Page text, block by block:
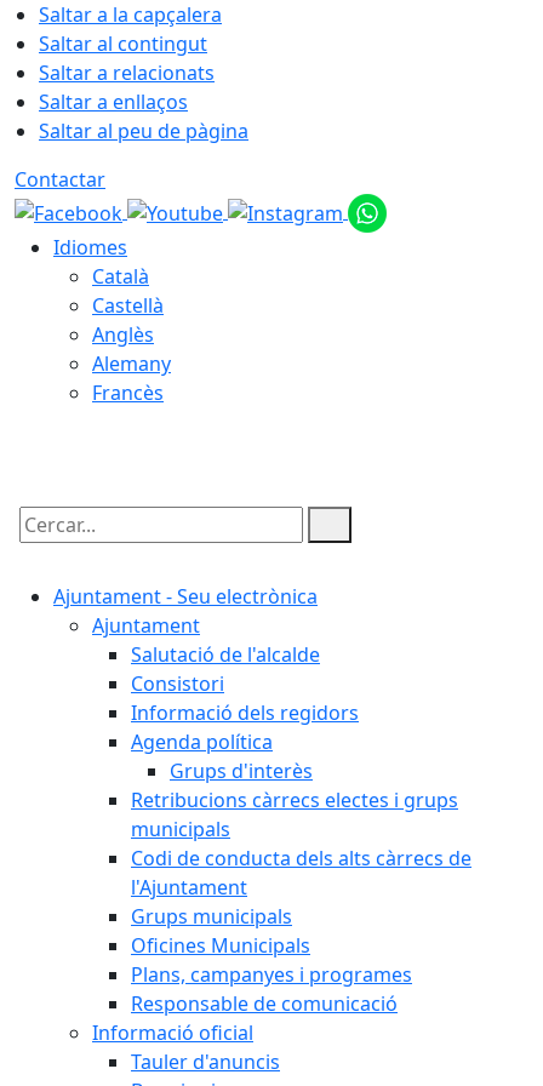
Saltar a la capçalera
Saltar al contingut
Saltar a relacionats
Saltar a enllaços
Saltar al peu de pàgina
Contactar
Idiomes
Català
Castellà
Anglès
Alemany
Francès
Cercar:
Ajuntament - Seu electrònica
Ajuntament
Salutació de l'alcalde
Consistori
Informació dels regidors
Agenda política
Grups d'interès
Retribucions càrrecs electes i grups
municipals
Codi de conducta dels alts càrrecs de
l'Ajuntament
Grups municipals
Oficines Municipals
Plans, campanyes i programes
Responsable de comunicació
Informació oficial
Tauler d'anuncis